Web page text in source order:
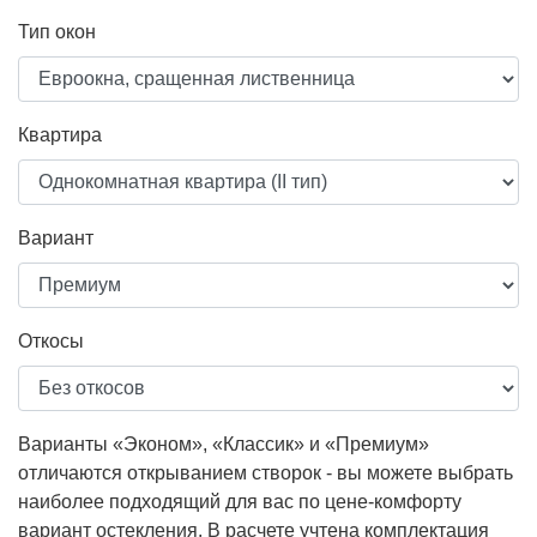
Тип окон
Квартира
Вариант
Откосы
Варианты «Эконом», «Классик» и «Премиум»
отличаются открыванием створок - вы можете выбрать
наиболее подходящий для вас по цене-комфорту
вариант остекления. В расчете учтена комплектация